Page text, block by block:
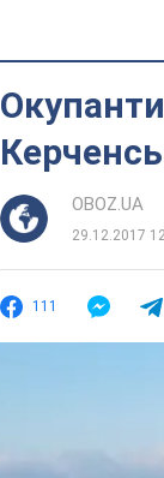
OBOZ.UA
29.12.2017
111